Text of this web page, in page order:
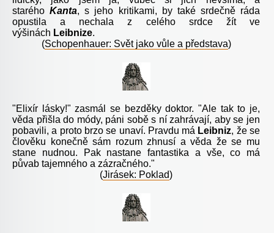
starého Kanta, s jeho kritikami, by také srdečně ráda
opustila a nechala z celého srdce žít ve
výšinách Leibnize.
(Schopenhauer: Svět jako vůle a představa)
"Elixír lásky!" zasmál se bezděky doktor. "Ale tak to je,
věda přišla do módy, páni sobě s ní zahrávají, aby se jen
pobavili, a proto brzo se unaví. Pravdu má Leibniz, že se
člověku konečně sám rozum zhnusí a věda že se mu
stane nudnou. Pak nastane fantastika a vše, co má
půvab tajemného a zázračného."
(Jirásek: Poklad)